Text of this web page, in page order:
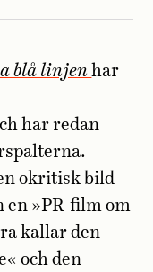
blå linjenhar
har redan
okritisk bild
en »PR-film om
kallar den
och den